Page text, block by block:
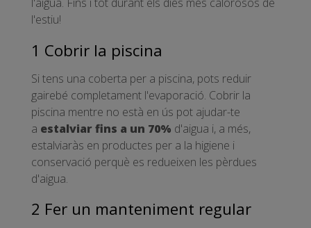
l'estiu!
1 Cobrir la piscina
Si tens una coberta per a piscina, pots reduir
gairebé completament l'evaporació. Cobrir la
piscina mentre no està en ús pot ajudar-te
a estalviar fins a un 70% d'aigua i, a més,
estalviaràs en productes per a la higiene i
conservació perquè es redueixen les pèrdues
d'aigua.
2 Fer un manteniment regular